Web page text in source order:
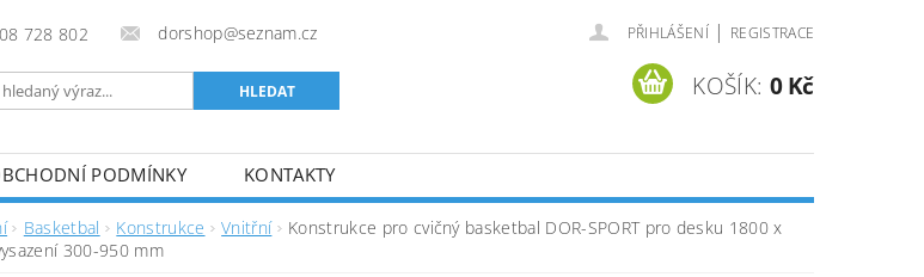
728 802 dorshop@seznam.cz PŘIHLÁŠENÍ | REGISTRACE
KOŠÍK: 0 Kč
PODMÍNKY KONTAKTY
Basketbal Konstrukce Vnitřní
Konstrukce pro cvičný basketbal DOR-SPORT pro desku 1800 x
300-950 mm